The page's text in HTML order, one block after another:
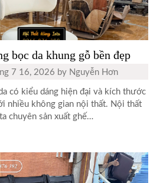
bọc da khung gỗ bền đẹp
7 16, 2026 by Nguyễn Hơn
có kiểu dáng hiện đại và kích thước
nhiều không gian nội thất. Nội thất
chuyên sản xuất ghế…